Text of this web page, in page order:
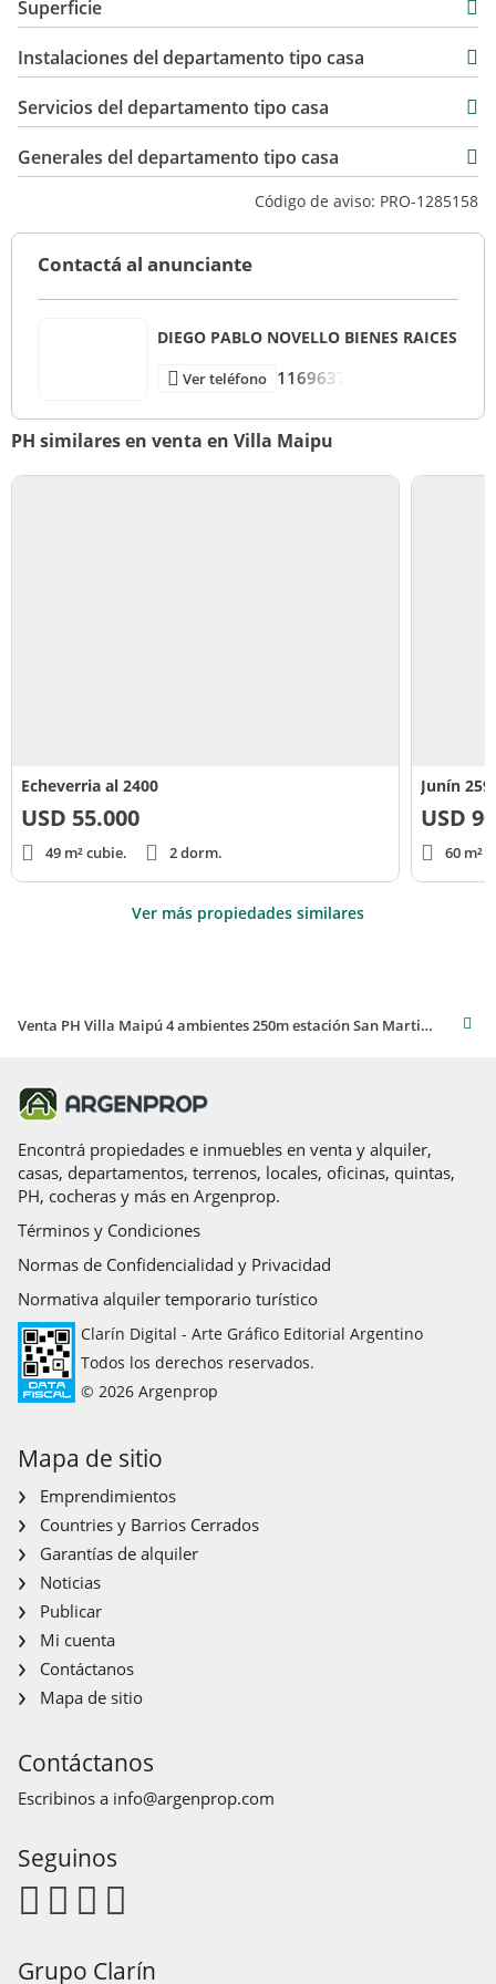
reducidaUSD 70.000
Superficie
101 m2
375 m2
Instalaciones del departamento tipo casa
Servicios del departamento tipo casa
Generales del departamento tipo casa
Código de aviso: PRO-1285158
Contactá al anunciante
DIEGO PABLO NOVELLO BIENES RAICES
Ver teléfono 1169637
PH similares en venta en Villa Maipu
Echeverria al 2400
USD 55.000
49 m² cubie. 2 dorm.
Junín
USD
60 m²
Ver más propiedades similares
Venta PH Villa Maipú 4 ambientes 250m estación San Martin, calle Estrada, OPORTUNIDAD UNICA
Encontrá propiedades e inmuebles en venta y alquiler,
casas, departamentos, terrenos, locales, oficinas, quintas,
PH, cocheras y más en Argenprop.
Términos y Condiciones
Normas de Confidencialidad y Privacidad
Normativa alquiler temporario turístico
Clarín Digital - Arte Gráfico Editorial Argentino
Todos los derechos reservados.
© 2026 Argenprop
Mapa de sitio
Emprendimientos
Countries y Barrios Cerrados
Garantías de alquiler
Noticias
Publicar
Mi cuenta
Contáctanos
Mapa de sitio
Contáctanos
Escribinos a info@argenprop.com
Seguinos
Grupo Clarín